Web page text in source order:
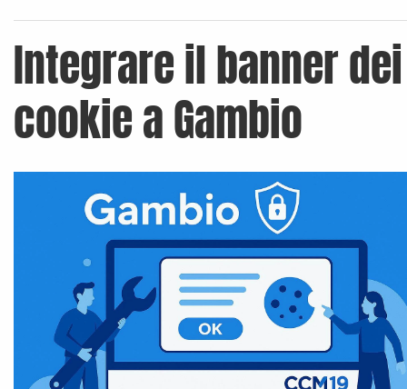
Integrare il banner dei
cookie a Gambio